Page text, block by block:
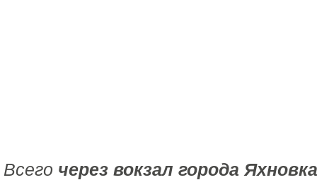
Всего через вокзал города